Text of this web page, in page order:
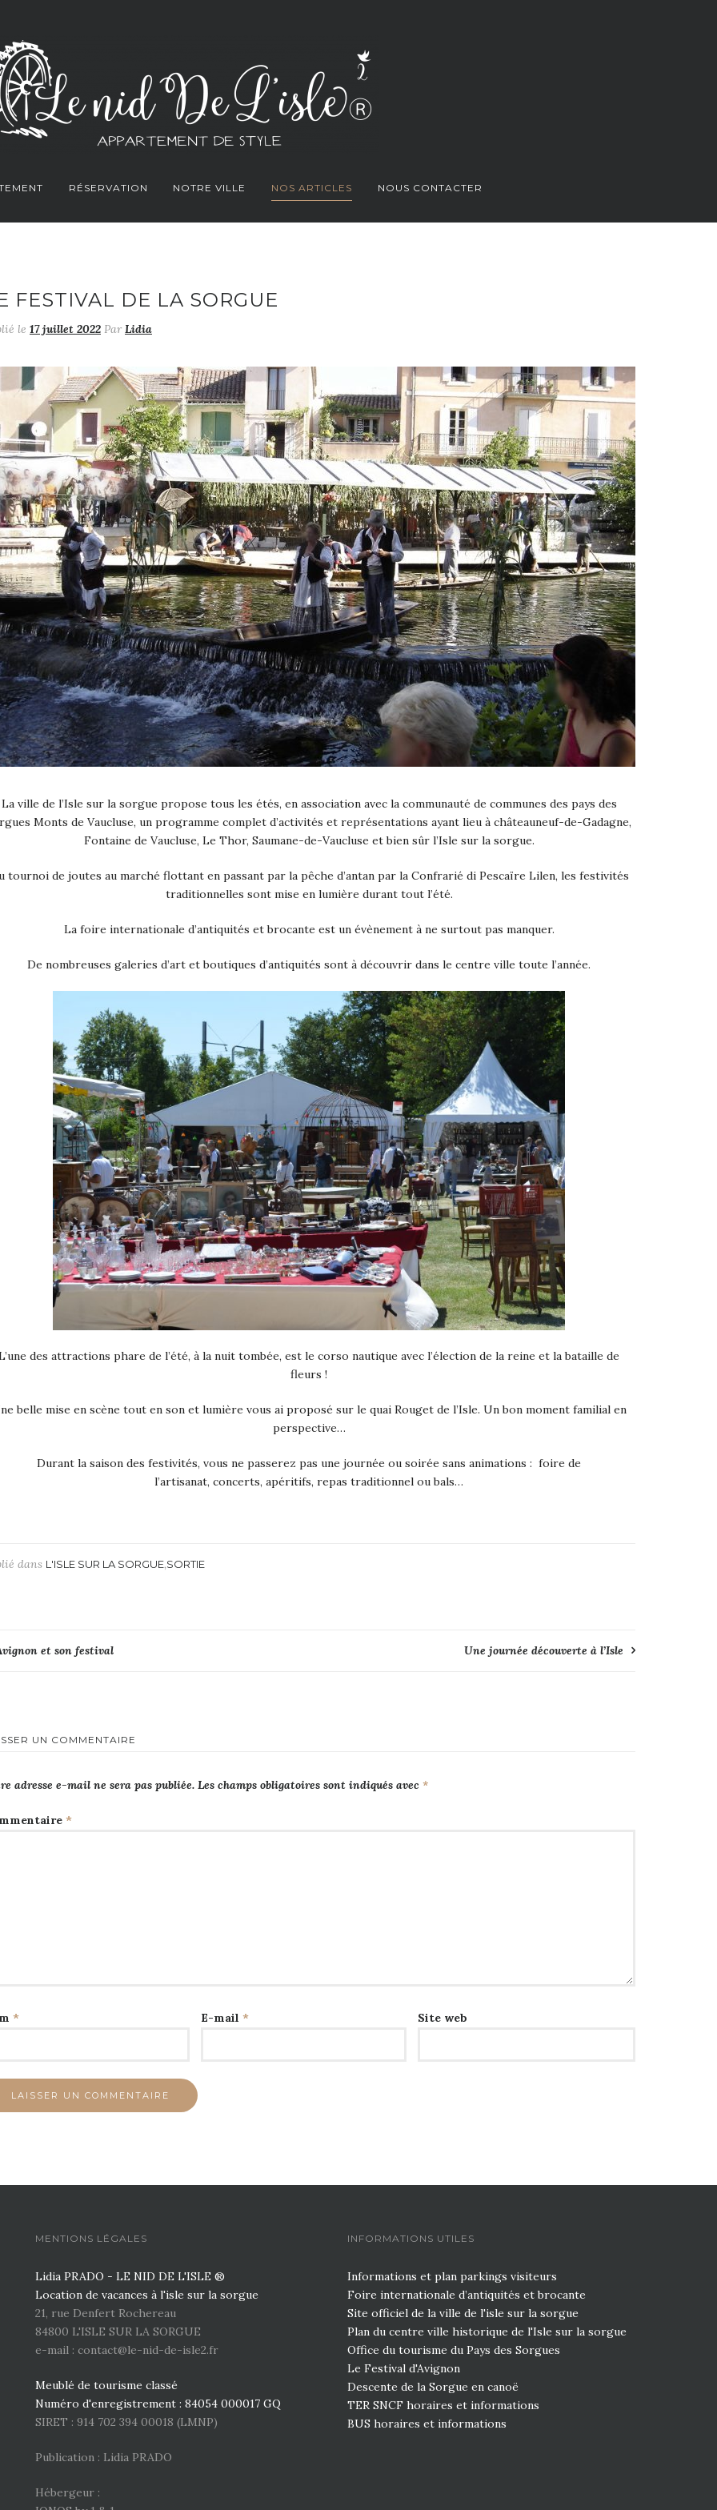
RÉSERVATION NOTRE VILLE NOS ARTICLES NOUS CONTACTER
FESTIVAL DE LA SORGUE
le 17 juillet 2022ParLidia
La ville de l’Isle sur la sorgue propose tous les étés, en association avec la communauté de communes des pays des
Monts de Vaucluse, un programme complet d’activités et représentations ayant lieu à châteauneuf-de-Gadagne,
Fontaine de Vaucluse, Le Thor, Saumane-de-Vaucluse et bien sûr l’Isle sur la sorgue.
tournoi de joutes au marché flottant en passant par la pêche d’antan par la Confrarié di Pescaïre Lilen, les festivités
traditionnelles sont mise en lumière durant tout l’été.
La foire internationale d’antiquités et brocante est un évènement à ne surtout pas manquer.
De nombreuses galeries d’art et boutiques d’antiquités sont à découvrir dans le centre ville toute l’année.
des attractions phare de l’été, à la nuit tombée, est le corso nautique avec l’élection de la reine et la bataille de
fleurs !
belle mise en scène tout en son et lumière vous ai proposé sur le quai Rouget de l’Isle. Un bon moment familial en
perspective…
Durant la saison des festivités, vous ne passerez pas une journée ou soirée sans animations : foire de
l’artisanat, concerts, apéritifs, repas traditionnel ou bals…
dans L'ISLE SUR LA SORGUE,SORTIE
et son festival Une journée découverte à l’Isle
UN COMMENTAIRE
adresse e-mail ne sera pas publiée. Les champs obligatoires sont indiqués avec *
*
* E-mail * Site web
MENTIONS LÉGALES
Lidia PRADO - LE NID DE L'ISLE ®
Location de vacances à l'isle sur la sorgue
21, rue Denfert Rochereau
84800 L'ISLE SUR LA SORGUE
e-mail : contact@le-nid-de-isle2.fr
Meublé de tourisme classé
Numéro d'enregistrement : 84054 000017 GQ
SIRET : 914 702 394 00018 (LMNP)
Publication : Lidia PRADO
Hébergeur :
INFORMATIONS UTILES
Informations et plan parkings visiteurs
Foire internationale d’antiquités et brocante
Site officiel de la ville de l'isle sur la sorgue
Plan du centre ville historique de l'Isle sur la sorgue
Office du tourisme du Pays des Sorgues
Le Festival d'Avignon
Descente de la Sorgue en canoë
TER SNCF horaires et informations
BUS horaires et informations